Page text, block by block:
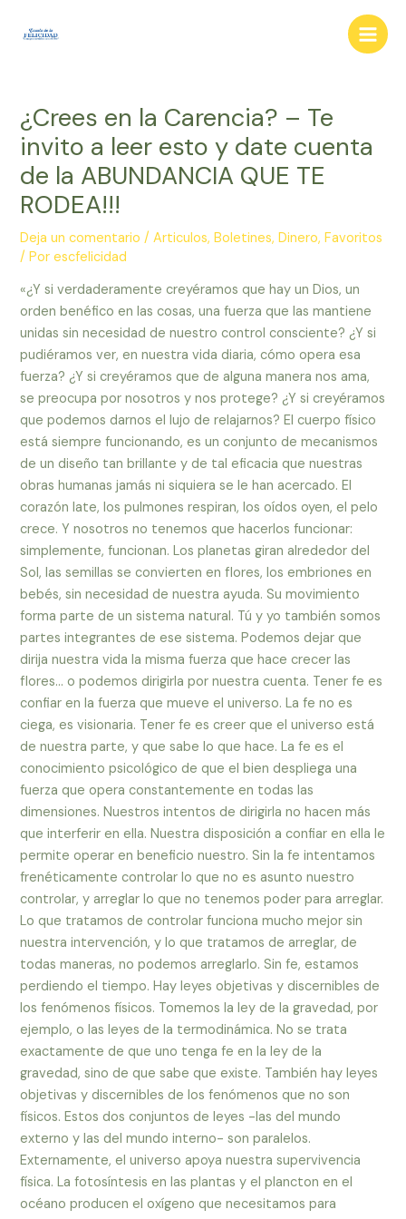
Main
¿Crees en la Carencia? – Te
invito a leer esto y date cuenta
de la ABUNDANCIA QUE TE
RODEA!!!
Deja un comentario /Articulos,Boletines,Dinero,Favoritos
/ Porescfelicidad
«¿Y si verdaderamente creyéramos que hay un Dios, un
orden benéfico en las cosas, una fuerza que las mantiene
unidas sin necesidad de nuestro control consciente? ¿Y si
pudiéramos ver, en nuestra vida diaria, cómo opera esa
fuerza? ¿Y si creyéramos que de alguna manera nos ama,
se preocupa por nosotros y nos protege? ¿Y si creyéramos
que podemos darnos el lujo de relajarnos? El cuerpo físico
está siempre funcionando, es un conjunto de mecanismos
de un diseño tan brillante y de tal eficacia que nuestras
obras humanas jamás ni siquiera se le han acercado. El
corazón late, los pulmones respiran, los oídos oyen, el pelo
crece. Y nosotros no tenemos que hacerlos funcionar:
simplemente, funcionan. Los planetas giran alrededor del
Sol, las semillas se convierten en flores, los embriones en
bebés, sin necesidad de nuestra ayuda. Su movimiento
forma parte de un sistema natural. Tú y yo también somos
partes integrantes de ese sistema. Podemos dejar que
dirija nuestra vida la misma fuerza que hace crecer las
flores… o podemos dirigirla por nuestra cuenta. Tener fe es
confiar en la fuerza que mueve el universo. La fe no es
ciega, es visionaria. Tener fe es creer que el universo está
de nuestra parte, y que sabe lo que hace. La fe es el
conocimiento psicológico de que el bien despliega una
fuerza que opera constantemente en todas las
dimensiones. Nuestros intentos de dirigirla no hacen más
que interferir en ella. Nuestra disposición a confiar en ella le
permite operar en beneficio nuestro. Sin la fe intentamos
frenéticamente controlar lo que no es asunto nuestro
controlar, y arreglar lo que no tenemos poder para arreglar.
Lo que tratamos de controlar funciona mucho mejor sin
nuestra intervención, y lo que tratamos de arreglar, de
todas maneras, no podemos arreglarlo. Sin fe, estamos
perdiendo el tiempo. Hay leyes objetivas y discernibles de
los fenómenos físicos. Tomemos la ley de la gravedad, por
ejemplo, o las leyes de la termodinámica. No se trata
exactamente de que uno tenga fe en la ley de la
gravedad, sino de que sabe que existe. También hay leyes
objetivas y discernibles de los fenómenos que no son
físicos. Estos dos conjuntos de leyes -las del mundo
externo y las del mundo interno- son paralelos.
Externamente, el universo apoya nuestra supervivencia
física. La fotosíntesis en las plantas y el plancton en el
océano producen el oxígeno que necesitamos para